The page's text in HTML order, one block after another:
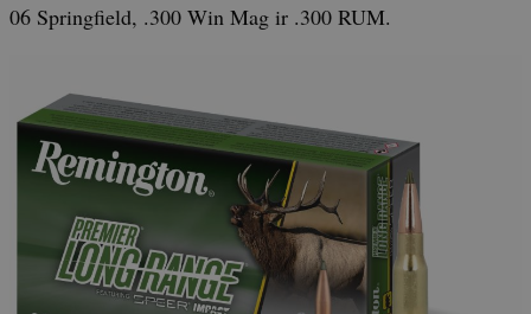
06 Springfield, .300 Win Mag ir .300 RUM.